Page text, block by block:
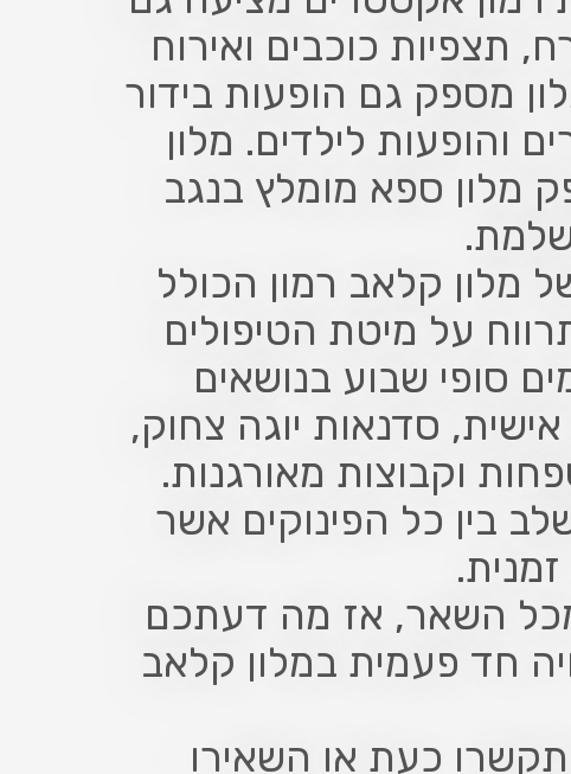
תצפיות כוכבים ואירוח
מספק גם הופעות בידור
והופעות לילדים. מלון
מלון ספא מומלץ בנגב
מלון קלאב רמון הכולל
על מיטת הטיפולים
סופי שבוע בנושאים
סדנאות יוגה צחוק,
וקבוצות מאורגנות.
בין כל הפינוקים אשר
מכל השאר, אז מה דעתכם
חד פעמית במלון קלאב
כעת או השאירו